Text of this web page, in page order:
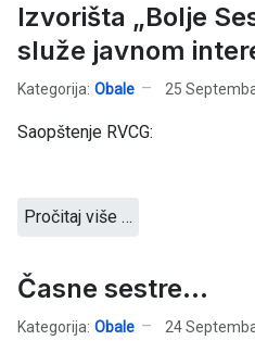
Izvorišta „Bolje
služe javnom
Kategorija: Obale 25
Saopštenje RVCG:
Pročitaj više …
Časne sestre...
Kategorija: Obale 24